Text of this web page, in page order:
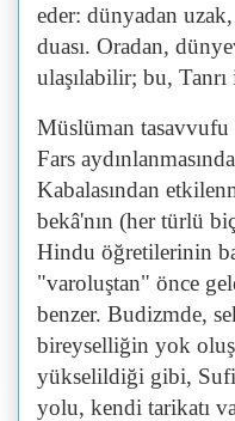
eder: dünyadan
duası. Oradan,
ulaşılabilir; bu,
Müslüman tasavvufu
Fars
Kabalasından
bekâ'nın (her türlü
Hindu öğretilerinin
"varoluştan" önce
benzer. Budizmde,
bireyselliğin yok
yükselildiği gibi,
yolu, kendi tarikatı